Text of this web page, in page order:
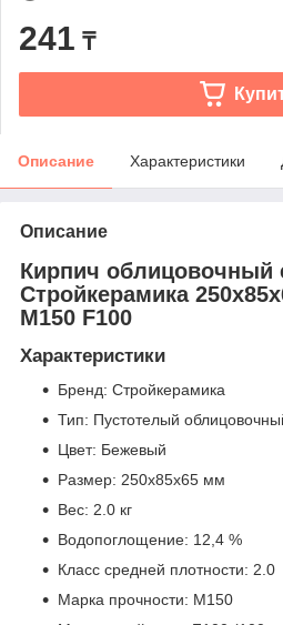
241 ₸
Описание Характеристики
Описание
Кирпич облицовочный
Стройкерамика
М150 F100
Характеристики
Бренд: Стройкерамика
Тип: Пустотелый
Цвет: Бежевый
Размер: 250x85x65 мм
Вес: 2.0 кг
Водопоглощение: 12,4 %
Класс средней плотности: 2.0
Марка прочности: М150